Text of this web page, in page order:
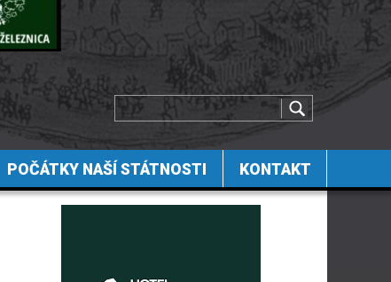
POČÁTKY NAŠÍ STÁTNOSTI KONTAKT